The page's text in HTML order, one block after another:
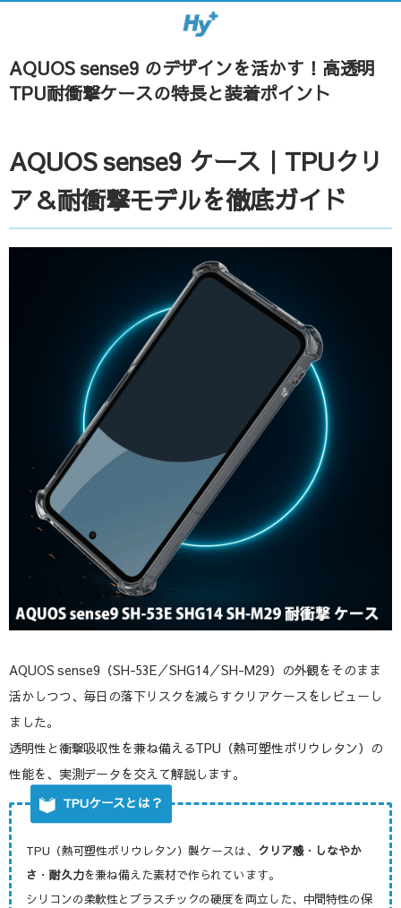
AQUOS sense9 のデザインを活かす！高透明
TPU耐衝撃ケースの特長と装着ポイント
AQUOS sense9 ケース｜TPUクリ
ア＆耐衝撃モデルを徹底ガイド
AQUOS sense9（SH-53E／SHG14／SH-M29）の外観をそのまま
活かしつつ、毎日の落下リスクを減らすクリアケースをレビューし
ました。
透明性と衝撃吸収性を兼ね備えるTPU（熱可塑性ポリウレタン）の
性能を、実測データを交えて解説します。
TPUケースとは？
TPU（熱可塑性ポリウレタン）製ケースは、 クリア感・ しなやか
さ ・ 耐久力を兼ね備えた素材で作られています。
シリコンの柔軟性とプラスチックの硬度を両立した、中間特性の保